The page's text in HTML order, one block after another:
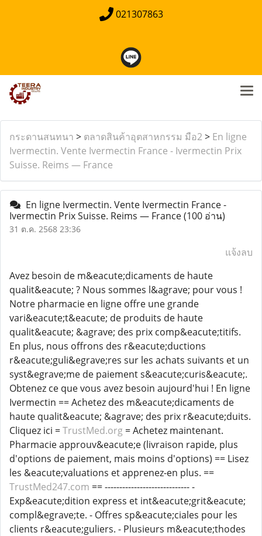
021307863
กระดานสนทนา > ตลาดสินค้าอุตสาหกรรม มือ2> En ligne
Ivermectin. Vente Ivermectin France - Ivermectin Prix
Suisse. Reims — France
En ligne Ivermectin. Vente Ivermectin France -
Ivermectin Prix Suisse. Reims — France(100 อ่าน)
31 ต.ค. 2568 23:36
แจ้งลบ
Avez besoin de m&eacute;dicaments de haute
qualit&eacute; ? Nous sommes l&agrave; pour vous !
Notre pharmacie en ligne offre une grande
vari&eacute;t&eacute; de produits de haute
qualit&eacute; &agrave; des prix comp&eacute;titifs.
En plus, nous offrons des r&eacute;ductions
r&eacute;guli&egrave;res sur les achats suivants et un
syst&egrave;me de paiement s&eacute;curis&eacute;.
Obtenez ce que vous avez besoin aujourd'hui ! En ligne
Ivermectin == Achetez des m&eacute;dicaments de
haute qualit&eacute; &agrave; des prix r&eacute;duits.
Cliquez ici =TrustMed.org = Achetez maintenant.
Pharmacie approuv&eacute;e (livraison rapide, plus
d'options de paiement, mais moins d'options) == Lisez
les &eacute;valuations et apprenez-en plus. ==
TrustMed247.com == ----------------------------- -
Exp&eacute;dition express et int&eacute;grit&eacute;
compl&egrave;te. - Offres sp&eacute;ciales pour les
clients r&eacute;guliers. - Plusieurs m&eacute;thodes